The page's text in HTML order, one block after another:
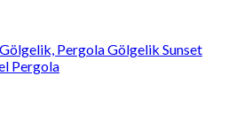
Pergola Gölgelik Sunset
Pergola